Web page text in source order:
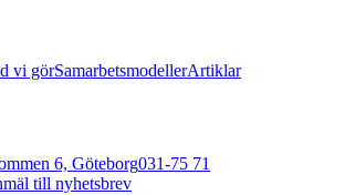
vi görSamarbetsmodellerArtiklar
6, Göteborg031-75 71
till nyhetsbrev